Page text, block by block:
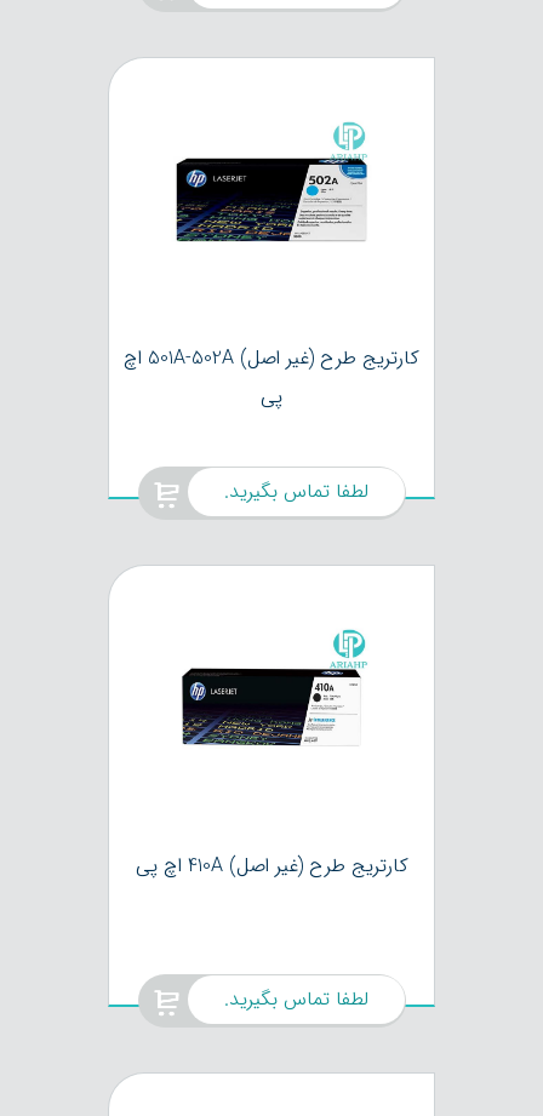
کارتریج طرح (غیر اصل) 501A-502A اچ
پی
لطفا تماس بگیرید.
کارتریج طرح (غیر اصل) 410A اچ پی
لطفا تماس بگیرید.